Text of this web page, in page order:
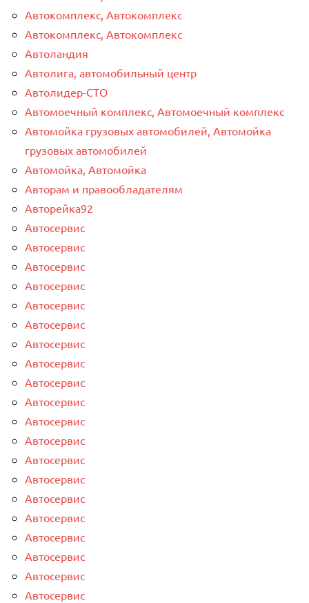
Автокомплекс, Автокомплекс
Автокомплекс, Автокомплекс
Автоландия
Автолига, автомобильный центр
Автолидер-СТО
Автомоечный комплекс, Автомоечный комплекс
Автомойка грузовых автомобилей, Автомойка
грузовых автомобилей
Автомойка, Автомойка
Авторам и правообладателям
Авторейка92
Автосервис
Автосервис
Автосервис
Автосервис
Автосервис
Автосервис
Автосервис
Автосервис
Автосервис
Автосервис
Автосервис
Автосервис
Автосервис
Автосервис
Автосервис
Автосервис
Автосервис
Автосервис
Автосервис
Автосервис